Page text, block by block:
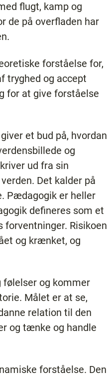
flugt, kamp og
de på overfladen har
forståelse for,
tryghed og accept
for at give forståelse
et bud på, hvordan
og
ud fra sin
Det kalder på
Pædagogik er heller
defineres som et
Risikoen
og krænket, og
følelser og kommer
Målet er at se,
relation til den
og tænke og handle
forståelse. Den